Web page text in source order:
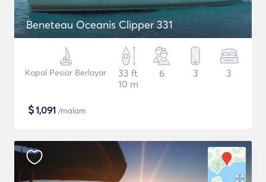
Beneteau Oceanis Clipper 331
Kapal Pesiar Berlayar
33 ft
10 m
6 3 3
$1,091 /malam